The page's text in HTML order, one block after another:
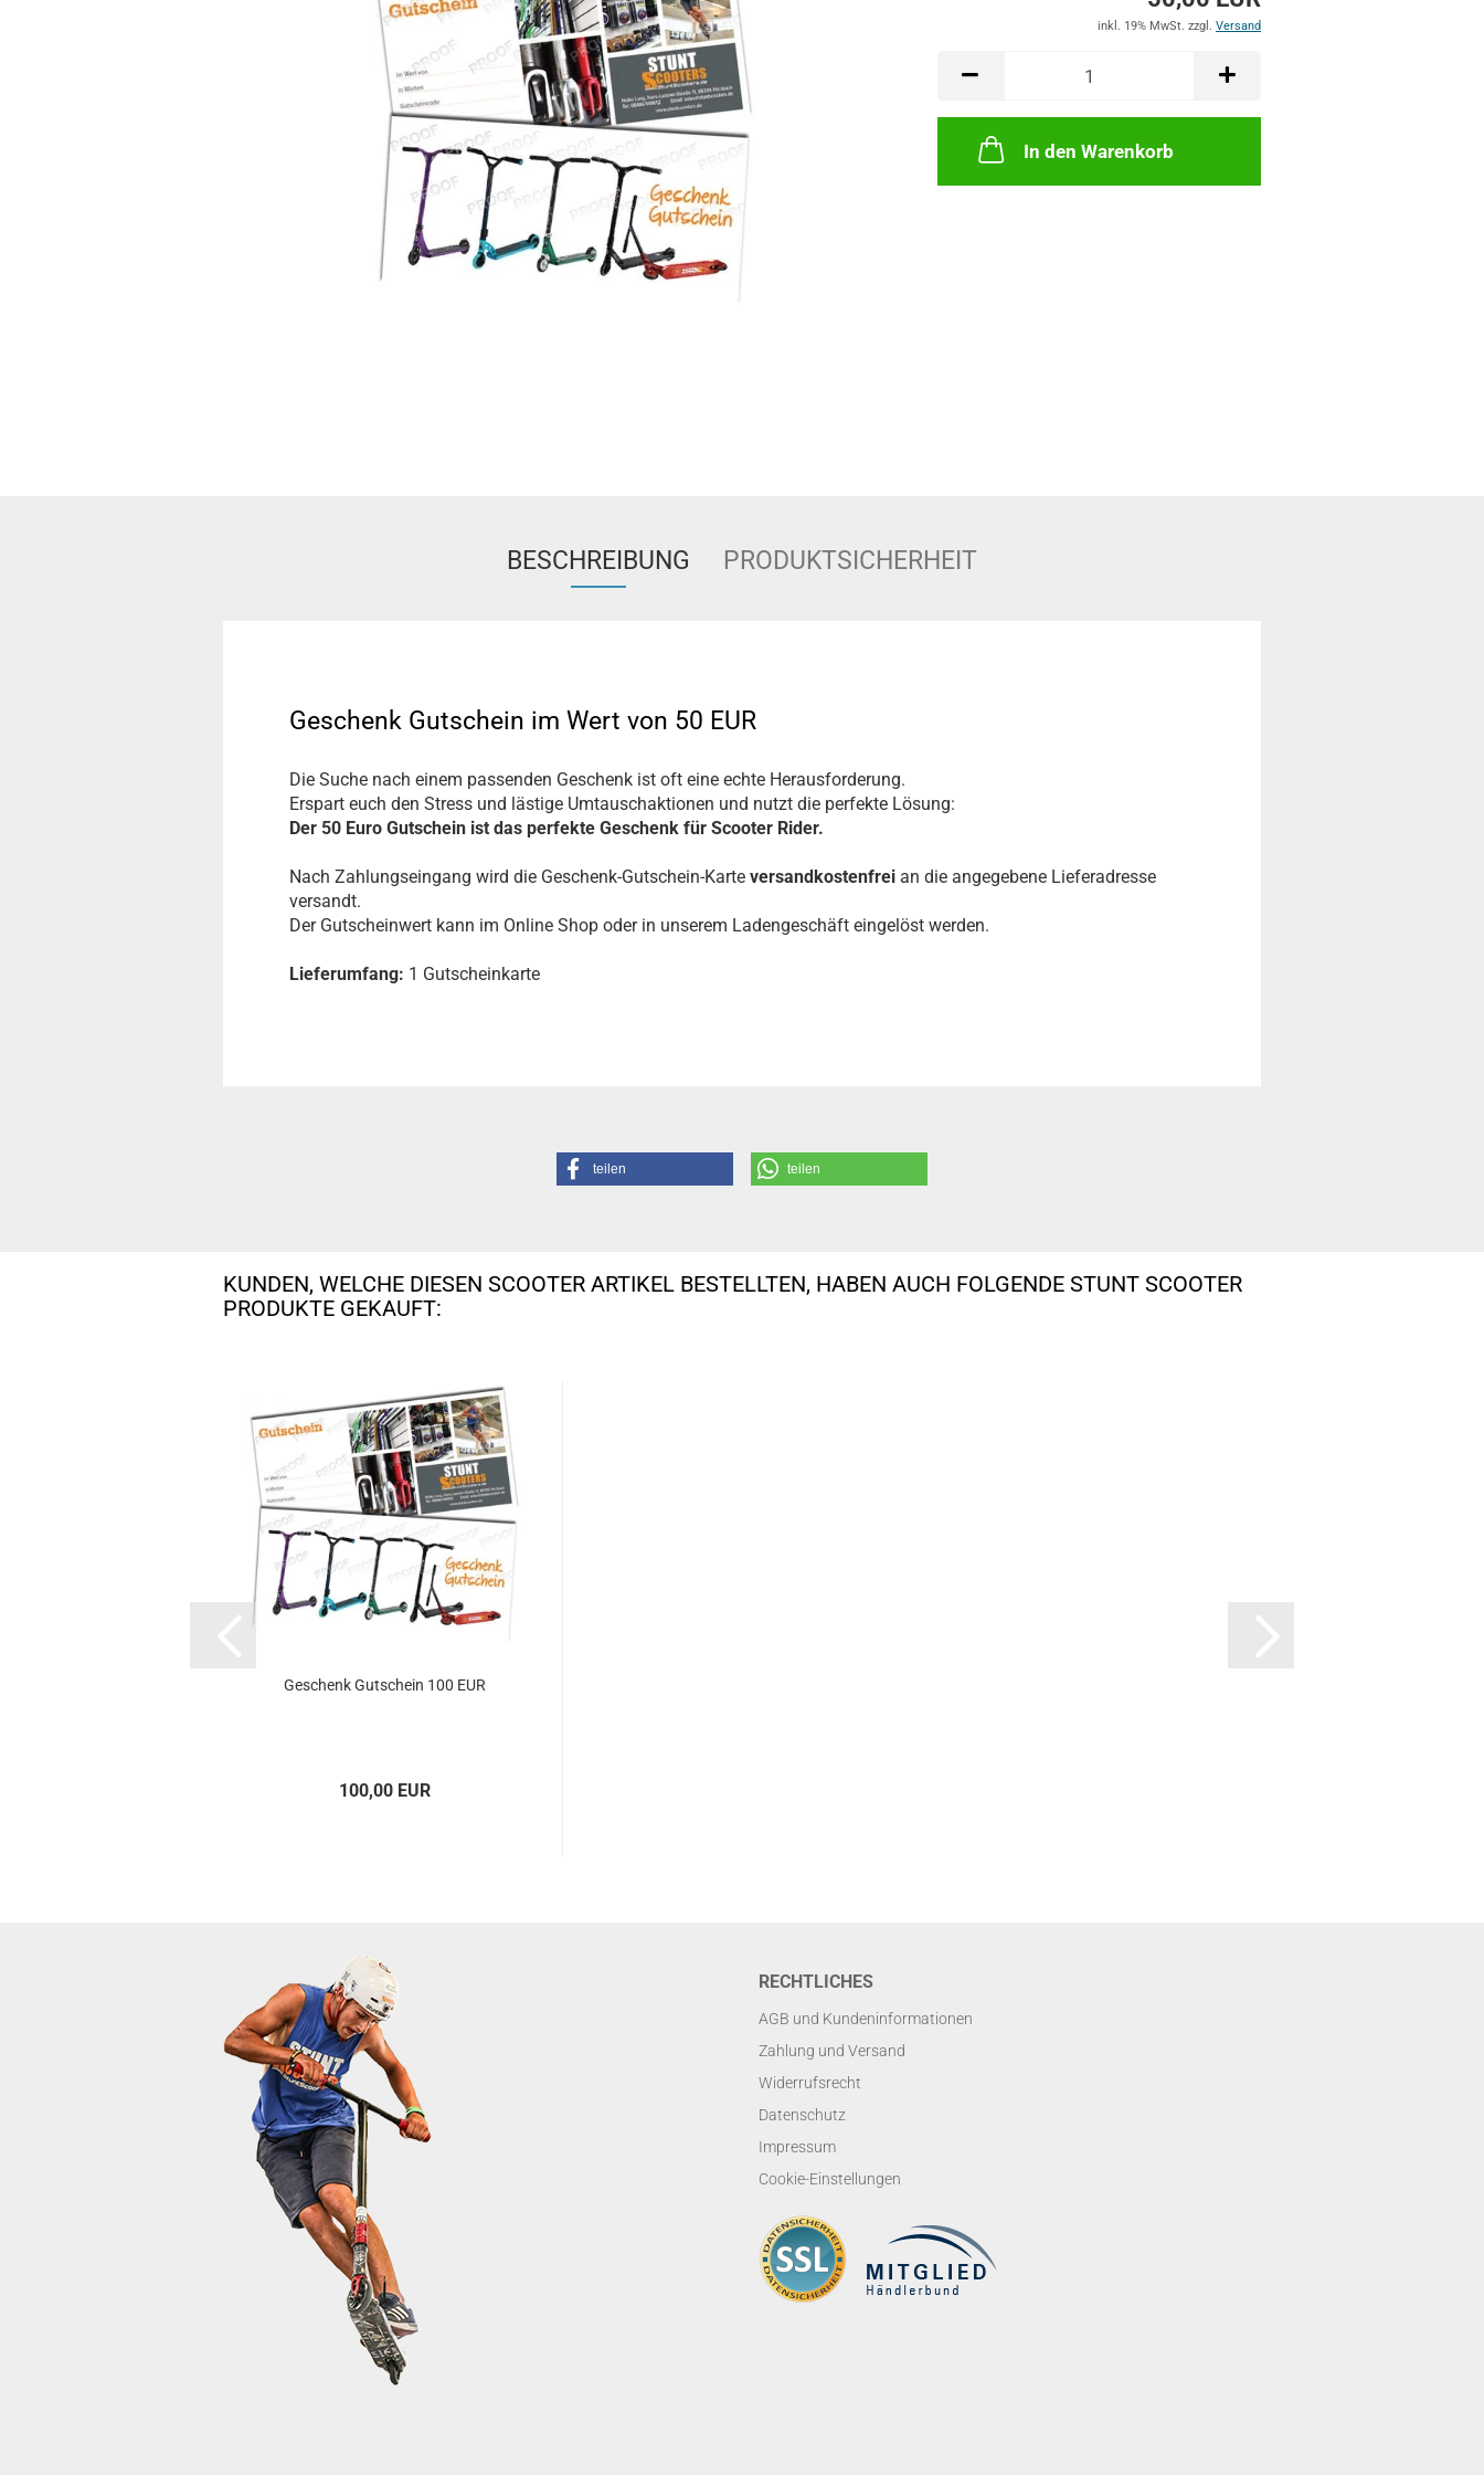
inkl. 19% MwSt. zzgl. Versand
In den Warenkorb
BESCHREIBUNG PRODUKTSICHERHEIT
Geschenk Gutschein im Wert von 50 EUR
Die Suche nach einem passenden Geschenk ist oft eine echte Herausforderung.
Erspart euch den Stress und lästige Umtauschaktionen und nutzt die perfekte Lösung:
Der 50 Euro Gutschein ist das perfekte Geschenk für Scooter Rider.
Nach Zahlungseingang wird die Geschenk-Gutschein-Karte versandkostenfrei an die angegebene Lieferadresse
versandt.
Der Gutscheinwert kann im Online Shop oder in unserem Ladengeschäft eingelöst werden.
Lieferumfang: 1 Gutscheinkarte
teilen teilen
KUNDEN, WELCHE DIESEN SCOOTER ARTIKEL BESTELLTEN, HABEN AUCH FOLGENDE STUNT SCOOTER
PRODUKTE GEKAUFT:
Geschenk Gutschein 100 EUR
100,00 EUR
RECHTLICHES
AGB und Kundeninformationen
Zahlung und Versand
Widerrufsrecht
Datenschutz
Impressum
Cookie-Einstellungen